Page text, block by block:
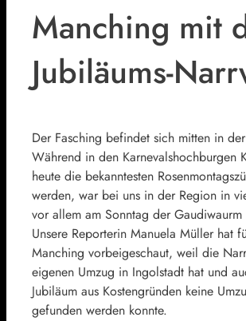
Manching mit
Jubiläums-
Der Fasching befindet sich mitten in
Während in den Karnevalshochburgen
heute die bekanntesten
werden, war bei uns in der Region in
vor allem am Sonntag der Gaudiwaurm
Unsere Reporterin Manuela Müller hat
Manching vorbeigeschaut, weil die
eigenen Umzug in Ingolstadt hat und
Jubiläum aus Kostengründen keine
gefunden werden konnte.